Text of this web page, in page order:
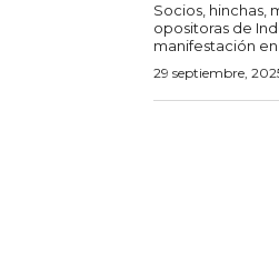
Socios, hinchas,
opositoras de
manifestación en
29 septiembre,